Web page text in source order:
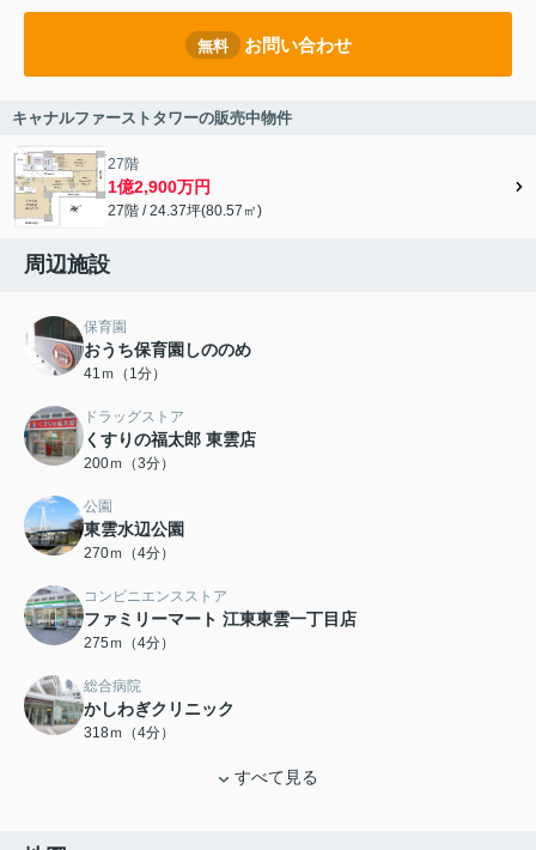
無料 お問い合わせ
キャナルファーストタワーの販売中物件
27階
1億2,900万円
27階 / 24.37坪(80.57㎡)
周辺施設
保育園
おうち保育園しののめ
41ｍ（1分）
ドラッグストア
くすりの福太郎 東雲店
200ｍ（3分）
公園
東雲水辺公園
270ｍ（4分）
コンビニエンスストア
ファミリーマート 江東東雲一丁目店
275ｍ（4分）
総合病院
かしわぎクリニック
318ｍ（4分）
すべて見る